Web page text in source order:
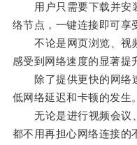
用户只需要下载并安
络节点，一键连接即可享
不论是网页浏览、视
感受到网络速度的显著提
除了提供更快的网络
低网络延迟和卡顿的发生。
无论是进行视频会议、
都不用再担心网络连接的